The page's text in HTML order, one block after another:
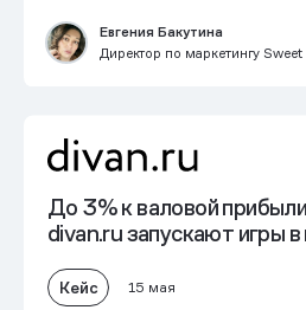
Евгения Бакутина
Директор по маркетингу Sweet
До 3% к валовой прибыли
divan.ru запускают игры
Кейс 15 мая